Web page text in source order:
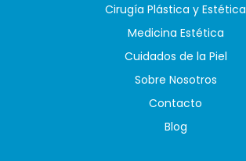
Cirugía Plástica y Estética
Medicina Estética
Cuidados de la Piel
Sobre Nosotros
Contacto
Blog